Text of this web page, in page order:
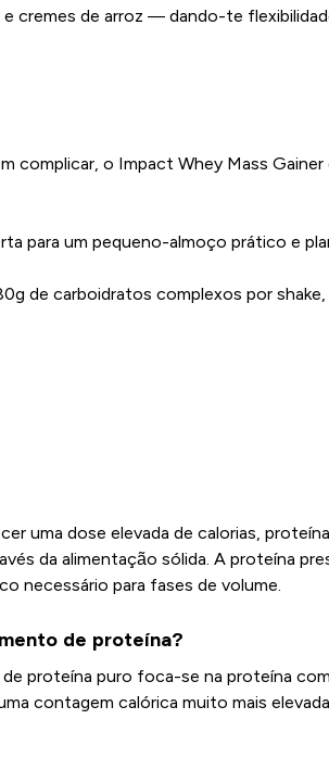
cremes de arroz — dando-te
complicar, o Impact Whey Mass
para um pequeno-almoço prático e
de carboidratos complexos por
uma dose elevada de calorias,
da alimentação sólida. A proteína
necessário para fases de volume.
de proteína?
proteína puro foca-se na proteína
contagem calórica muito mais